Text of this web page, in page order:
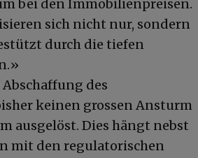
bei den Immobilienpreisen.
sich nicht nur, sondern
durch die tiefen
des
keinen grossen Ansturm
ausgelöst. Dies hängt nebst
mit den regulatorischen